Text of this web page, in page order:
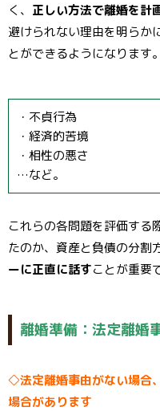
く、 正しい方法で離婚を計
避けられない理由を明らか
とができるようになります。
・不貞行為
・経済的苦境
・相性の悪さ
…など。
これらの各問題を評価する
たのか、資産と負債の分割
ーに正直に話すことが重要
離婚準備：法定離婚
◇法定離婚事由がない場合
場合があります